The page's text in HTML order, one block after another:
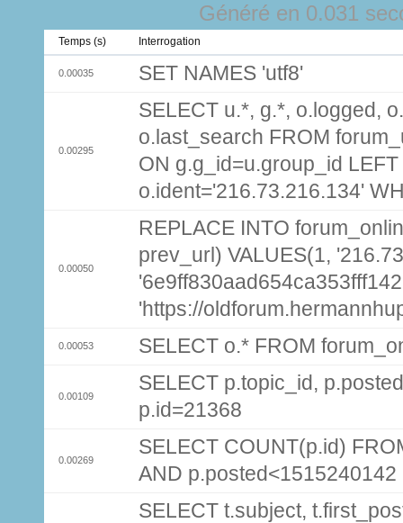
Généré en 0.031
Temps (s) Interrogation
0.00035 SET NAMES 'utf8'
0.00295
SELECT u.*, g.*, o.logged,
o.last_search FROM
ON g.g_id=u.group_id
o.ident='216.73.216.134'
0.00050
REPLACE INTO
prev_url) VALUES(1,
'https://
0.00053 SELECT o.* FROM
0.00109
SELECT p.topic_id,
p.id=21368
0.00269
SELECT COUNT(p.id)
AND p.posted<1515240142
SELECT t.subject,